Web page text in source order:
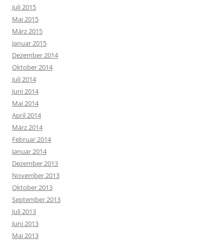
Juli 2015
Mai 2015
März 2015
Januar 2015
Dezember 2014
Oktober 2014
Juli 2014
Juni 2014
Mai 2014
April 2014
März 2014
Februar 2014
Januar 2014
Dezember 2013
November 2013
Oktober 2013
September 2013
Juli 2013
Juni 2013
Mai 2013